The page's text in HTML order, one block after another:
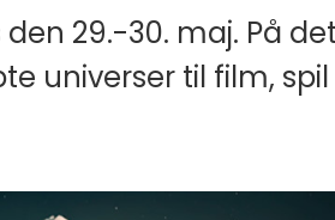
29.-30. maj. På
universer til film, spil